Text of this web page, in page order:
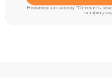
Нажимая на кнопку "Оставить